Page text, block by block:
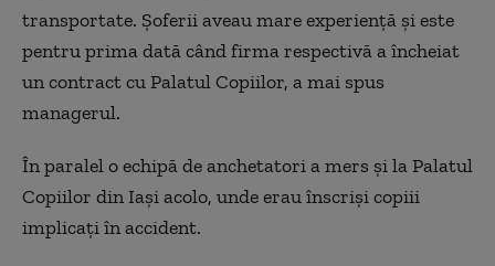
transportate. Șoferii aveau mare experiență și este
pentru prima dată când firma respectivă a încheiat
un contract cu Palatul Copiilor, a mai spus
managerul.
În paralel o echipă de anchetatori a mers şi la Palatul
Copiilor din Iaşi acolo, unde erau înscrişi copiii
implicaţi în accident.